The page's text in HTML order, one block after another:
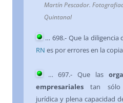
Martín Pescador.
Quintanal
… 698.- Que la
RN es por errores en la
…697.- Que las
empresariales tan sólo
jurídica y plena capacidad